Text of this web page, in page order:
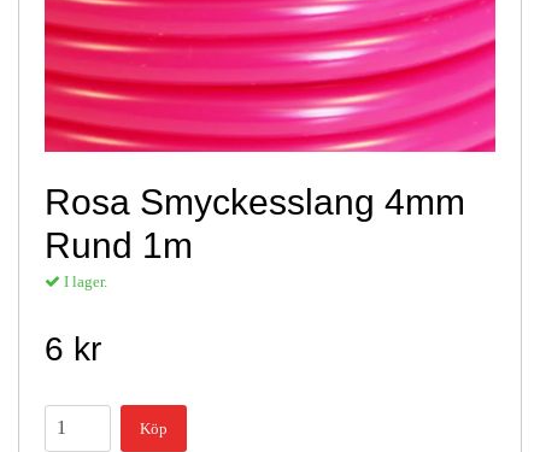
Rosa Smyckesslang 4mm
Rund 1m
I lager.
6 kr
Köp